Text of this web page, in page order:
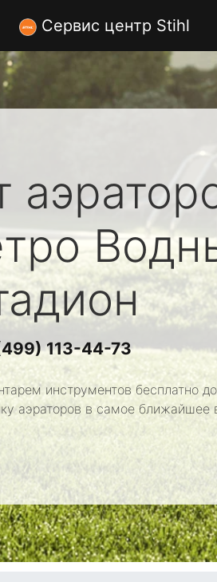
Сервис центр Stihl
113-44-73
инструментов бесплатно
аэраторов в самое ближайшее